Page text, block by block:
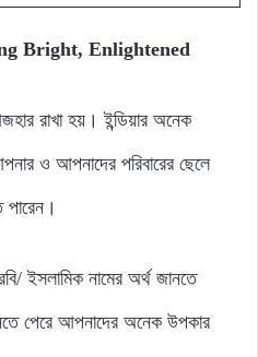
Bright, Enlightened
রাখা হয়। ইন্ডিয়ার অনেক
ও আপনাদের পরিবারের ছেলে
পারেন।
ইসলামিক নামের অর্থ জানতে
পেরে আপনাদের অনেক উপকার